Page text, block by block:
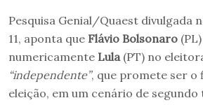
Pesquisa Genial/Quaest divulgada
11, aponta que Flávio Bolsonaro
numericamente Lula (PT) no
“independente”, que promete ser o
eleição, em um cenário de segundo